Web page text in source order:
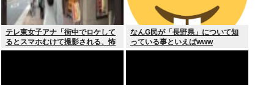
テレ東女子アナ「街中でロケして
るとスマホむけて撮影される、怖
いからやめてね」
なんG民が「長野県」について知
っている事といえばwww